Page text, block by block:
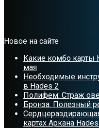
Новое на сайте
Какие комбо карты
мая
Необходимые
в Hades 2
Полифем: Страж
Бронза: Полезный
картах Аркана